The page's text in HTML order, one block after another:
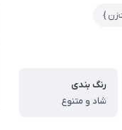
}
رنگ بندی
شاد و متنوع